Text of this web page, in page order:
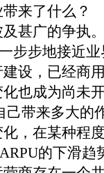
带来了什么
甚广的争执
一步步地接
设，已经商
也成为尚未
己带来多大的
化，在某种
的下滑